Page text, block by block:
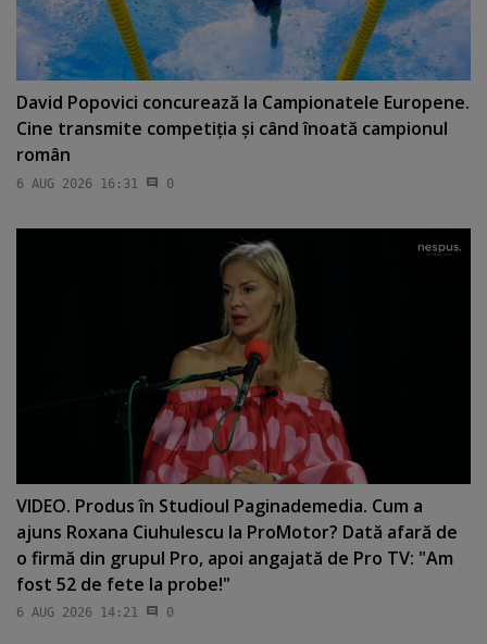
David Popovici concurează la Campionatele Europene.
Cine transmite competiţia şi când înoată campionul
român
6 AUG 2026 16:31 0
VIDEO. Produs în Studioul Paginademedia. Cum a
ajuns Roxana Ciuhulescu la ProMotor? Dată afară de
o firmă din grupul Pro, apoi angajată de Pro TV: "Am
fost 52 de fete la probe!"
6 AUG 2026 14:21 0